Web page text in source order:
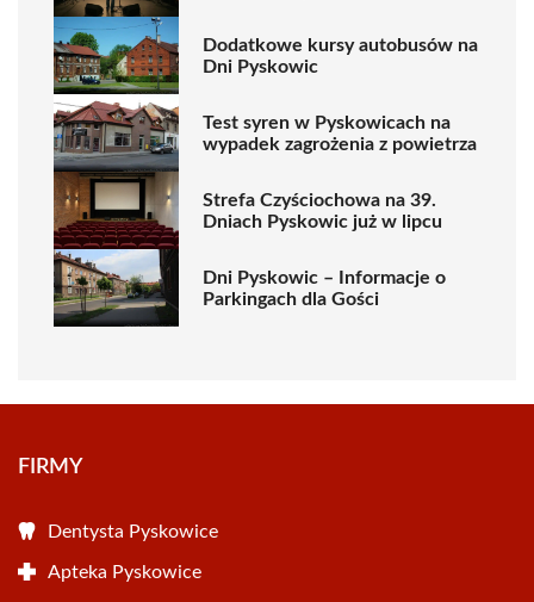
Dodatkowe kursy autobusów na
Dni Pyskowic
Test syren w Pyskowicach na
wypadek zagrożenia z powietrza
Strefa Czyściochowa na 39.
Dniach Pyskowic już w lipcu
Dni Pyskowic – Informacje o
Parkingach dla Gości
FIRMY
Dentysta Pyskowice
Apteka Pyskowice